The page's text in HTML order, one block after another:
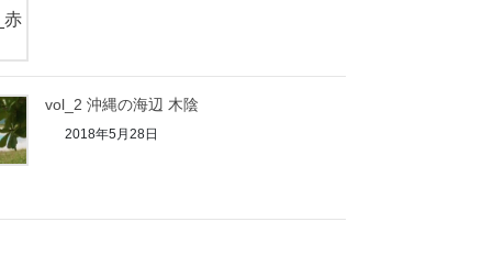
vol_2 沖縄の海辺 木陰
2018年5月28日